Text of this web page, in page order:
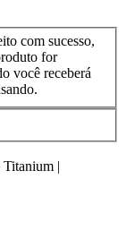
com sucesso,
for
você receberá
Titanium |